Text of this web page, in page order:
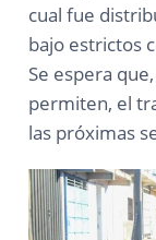
cual fue
bajo estrictos
Se espera
permiten, el
las próximas